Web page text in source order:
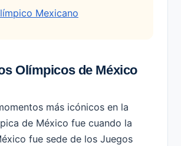
Mexicano
Olímpicos de México
más icónicos en la
de México fue cuando la
fue sede de los Juegos